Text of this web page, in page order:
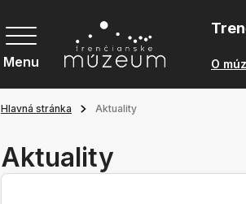
Menu O
Hlavná stránka Aktuality
Aktuality